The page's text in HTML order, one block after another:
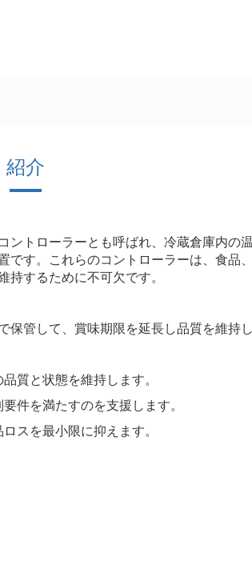
紹介
ントローラーとも呼ばれ、冷蔵倉庫内の
す。これらのコントローラーは、食品
するために不可欠です。
保管して、賞味期限を延長し品質を維持
質と状態を維持します。
件を満たすのを支援します。
スを最小限に抑えます。